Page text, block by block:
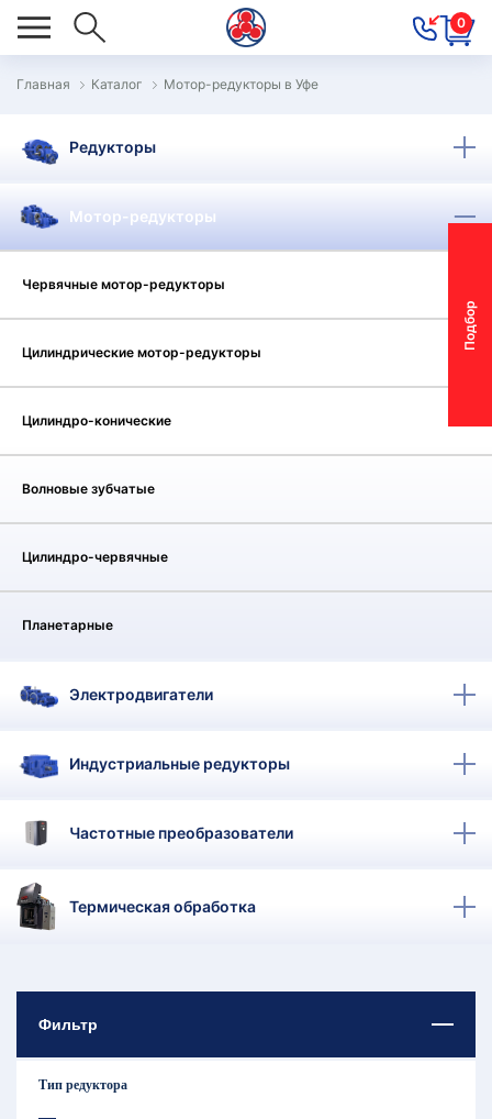
0
П
о
д
б
о
р
м
о
т
о
р
-
р
е
д
у
к
т
о
р
Главная Каталог Мотор-редукторы в Уфе
Редукторы
Мотор-редукторы
Червячные мотор-редукторы
Цилиндрические мотор-редукторы
Цилиндро-конические
Волновые зубчатые
Цилиндро-червячные
Планетарные
Электродвигатели
Индустриальные редукторы
Частотные преобразователи
Термическая обработка
Фильтр
Тип редуктора